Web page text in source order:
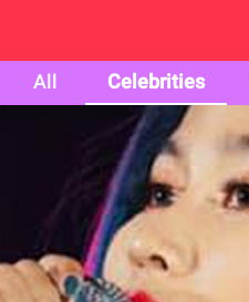
All
Celebrities